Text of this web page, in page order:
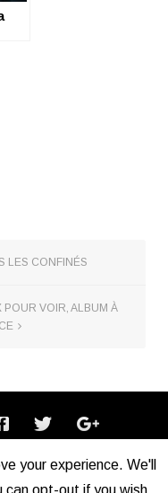
LES CONFINÉS
POUR VOIR, ALBUM À
your experience. We'll
opt-out if you wish.